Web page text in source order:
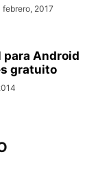
febrero, 2017
para Android
gratuito